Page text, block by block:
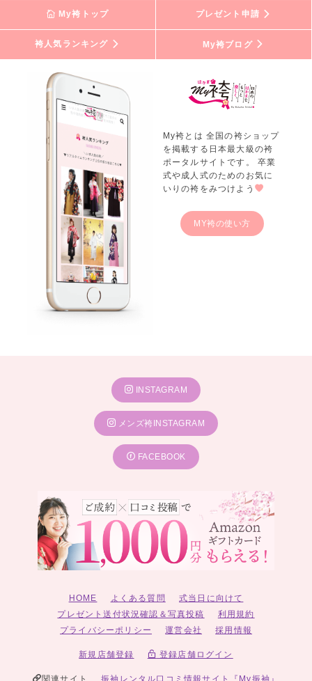
My袴トップ プレゼント申請
袴人気ランキング My袴ブログ
My袴とは 全国の袴ショップ
を掲載する日本最大級の袴
ポータルサイトです。 卒業
式や成人式のためのお気に
いりの袴をみつけよう
MY袴の使い方
INSTAGRAM
メンズ袴INSTAGRAM
FACEBOOK
HOME よくある質問
式当日に向けて
プレゼント送付状況確認＆写真投稿
利用規約
プライバシーポリシー
運営会社 採用情報
新規店舗登録 登録店舗ログイン
関連サイト 振袖レンタル口コミ情報サイト『My振袖』